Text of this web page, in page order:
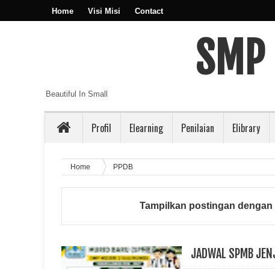
Home Visi Misi Contact
Beautiful In Small
Profil Elearning Penilaian Elibrary
Home PPDB
Tampilkan postingan dengan
JADWAL SPMB